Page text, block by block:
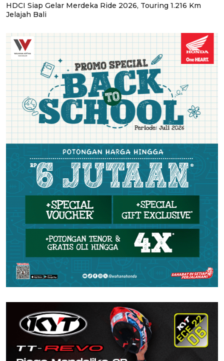
HDCI Siap Gelar Merdeka Ride 2026, Touring 1.216 Km
Jelajah Bali